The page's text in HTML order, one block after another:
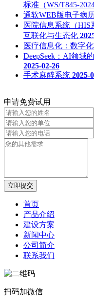
标准（WS/T845-
通软WEB版电子病
医院信息系统（HIS
互联化与生态化
医疗信息化：数字
DeepSeek：AI领域
2025-02-26
手术麻醉系统 2025-
申请免费试用
立即提交
首页
产品介绍
建设方案
新闻中心
公司简介
联系我们
扫码加微信